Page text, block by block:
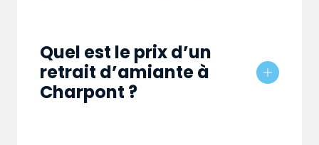
Quel est le prix d’un
retrait d’amiante à
Charpont ?